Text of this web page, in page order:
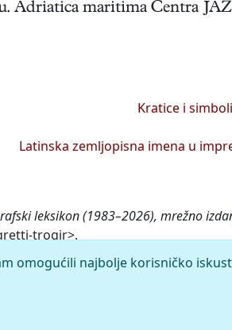
Adriatica maritima Centra
Kratice i simboli
Latinska zemljopisna imena u
leksikon (1983–2026), mrežno
trogir>.
omogućili najbolje korisničko